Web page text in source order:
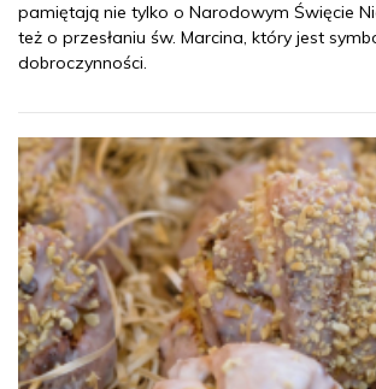
pamiętają nie tylko o Narodowym Święcie
też o przesłaniu św. Marcina, który jest
dobroczynności.